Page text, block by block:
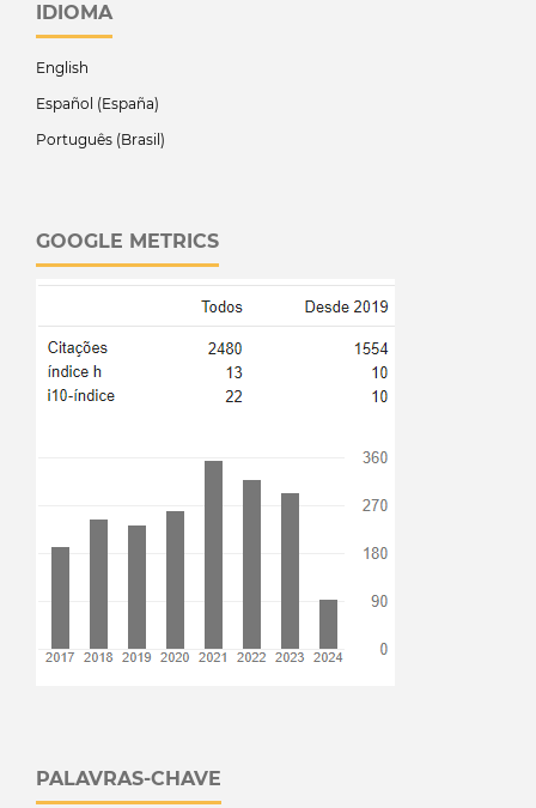
IDIOMA
English
Español (España)
Português (Brasil)
GOOGLE METRICS
PALAVRAS-CHAVE